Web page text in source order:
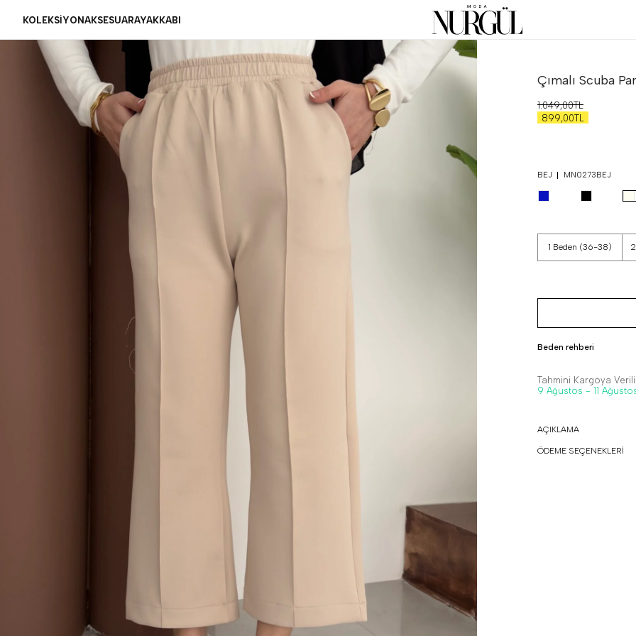
KOLEKSİYONAKSESUARAYAKKABI
Çımalı Scuba
1.049,00TL
899,00TL
BEJ MN0273BEJ
1 Beden (36-38)
Beden rehberi
Tahmini Kargoya
9 Ağustos - 11
AÇIKLAMA
ÖDEME SEÇENEKLERİ